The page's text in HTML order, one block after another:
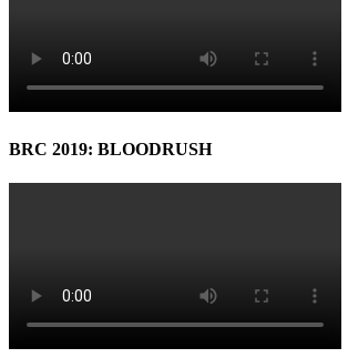
BRC 2019: BLOODRUSH